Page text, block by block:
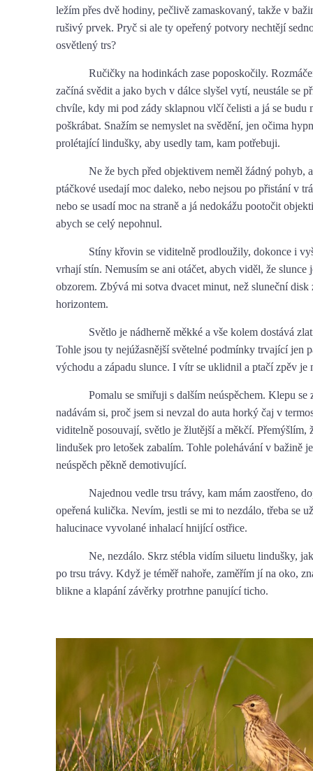
ležím přes dvě hodiny, pečlivě zamaskovaný, takže v
rušivý prvek. Pryč si ale ty opeřený potvory nechtějí
osvětlený trs?
Ručičky na hodinkách zase poposkočily.
začíná svědit a jako bych v dálce slyšel vytí, neustále se
chvíle, kdy mi pod zády sklapnou vlčí čelisti a já se budu
poškrábat. Snažím se nemyslet na svědění, jen očima
prolétající lindušky, aby usedly tam, kam potřebuji.
Ne že bych před objektivem neměl žádný pohyb,
ptáčkové usedají moc daleko, nebo nejsou po přistání v
nebo se usadí moc na straně a já nedokážu pootočit
abych se celý nepohnul.
Stíny křovin se viditelně prodloužily, dokonce i
vrhají stín. Nemusím se ani otáčet, abych viděl, že slunce
obzorem. Zbývá mi sotva dvacet minut, než sluneční disk
horizontem.
Světlo je nádherně měkké a vše kolem dostává
Tohle jsou ty nejúžasnější světelné podmínky trvající jen
východu a západu slunce. I vítr se uklidnil a ptačí zpěv je
Pomalu se smiřuji s dalším neúspěchem. Klepu se
nadávám si, proč jsem si nevzal do auta horký čaj v
viditelně posouvají, světlo je žlutější a měkčí. Přemýšlím,
lindušek pro letošek zabalím. Tohle polehávání v bažině
neúspěch pěkně demotivující.
Najednou vedle trsu trávy, kam mám zaostřeno,
opeřená kulička. Nevím, jestli se mi to nezdálo, třeba se
halucinace vyvolané inhalací hnijící ostřice.
Ne, nezdálo. Skrz stébla vidím siluetu lindušky,
po trsu trávy. Když je téměř nahoře, zaměřím jí na oko,
blikne a klapání závěrky protrhne panující ticho.